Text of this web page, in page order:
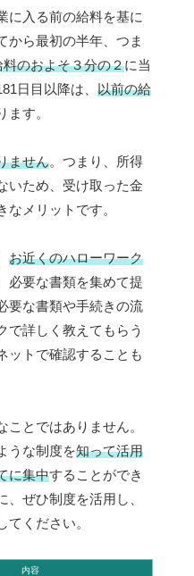
に入る前の給料を基に
から最初の半年、つま
料のおよそ３分の２に当
日目以降は、 以前の給
ます。
ません。つまり、所得
いため、受け取った金
メリットです。
お近くのハローワーク
必要な書類を集めて提
要な書類や手続きの流
で詳しく教えてもらう
ットで確認することも
とではありません。
うな制度を知って活用
に集中することができ
、ぜひ制度を活用し、
ください。
内容